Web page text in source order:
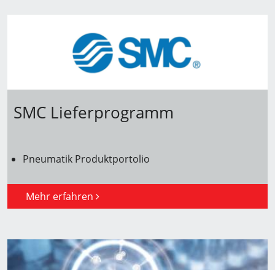
SMC Lieferprogramm
Pneumatik Produktportolio
Mehr erfahren